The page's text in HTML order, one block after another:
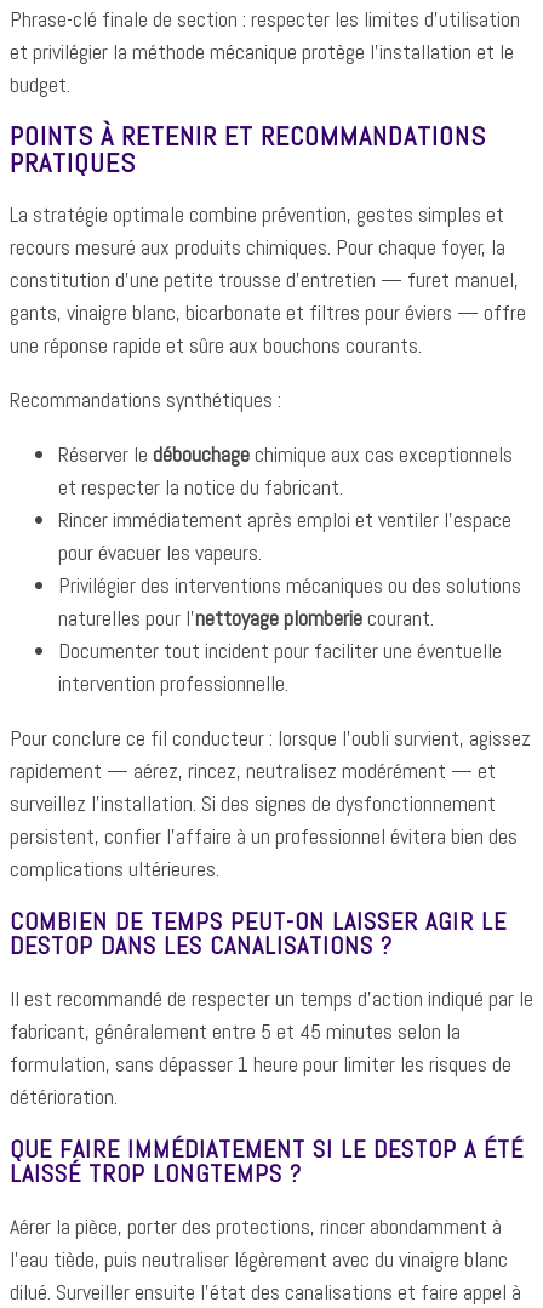
Phrase-clé finale de section : respecter les limites d’utilisation
et privilégier la méthode mécanique protège l’installation et le
budget.
POINTS À RETENIR ET RECOMMANDATIONS
PRATIQUES
La stratégie optimale combine prévention, gestes simples et
recours mesuré aux produits chimiques. Pour chaque foyer, la
constitution d’une petite trousse d’entretien — furet manuel,
gants, vinaigre blanc, bicarbonate et filtres pour éviers — offre
une réponse rapide et sûre aux bouchons courants.
Recommandations synthétiques :
Réserver le débouchagechimique aux cas exceptionnels
et respecter la notice du fabricant.
Rincer immédiatement après emploi et ventiler l’espace
pour évacuer les vapeurs.
Privilégier des interventions mécaniques ou des solutions
naturelles pour l’nettoyage plomberiecourant.
Documenter tout incident pour faciliter une éventuelle
intervention professionnelle.
Pour conclure ce fil conducteur : lorsque l’oubli survient, agissez
rapidement — aérez, rincez, neutralisez modérément — et
surveillez l’installation. Si des signes de dysfonctionnement
persistent, confier l’affaire à un professionnel évitera bien des
complications ultérieures.
COMBIEN DE TEMPS PEUT-ON LAISSER AGIR LE
DESTOP DANS LES CANALISATIONS ?
Il est recommandé de respecter un temps d’action indiqué par le
fabricant, généralement entre 5 et 45 minutes selon la
formulation, sans dépasser 1 heure pour limiter les risques de
détérioration.
QUE FAIRE IMMÉDIATEMENT SI LE DESTOP A ÉTÉ
LAISSÉ TROP LONGTEMPS ?
Aérer la pièce, porter des protections, rincer abondamment à
l’eau tiède, puis neutraliser légèrement avec du vinaigre blanc
dilué. Surveiller ensuite l’état des canalisations et faire appel à